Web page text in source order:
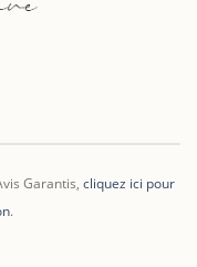
Garantis, cliquez ici pour
.